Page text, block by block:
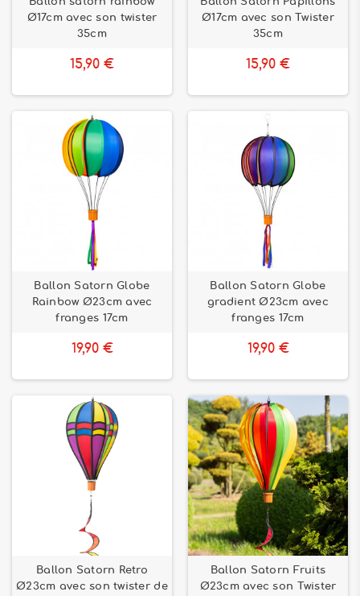
Ø17cm avec son twister
35cm
15,90 €
Ø17cm avec son Twister
35cm
15,90 €
Ballon Satorn Globe
Rainbow Ø23cm avec
franges 17cm
19,90 €
Ballon Satorn Globe
gradient Ø23cm avec
franges 17cm
19,90 €
Ballon Satorn Retro
Ø23cm avec son twister de
Ballon Satorn Fruits
Ø23cm avec son Twister